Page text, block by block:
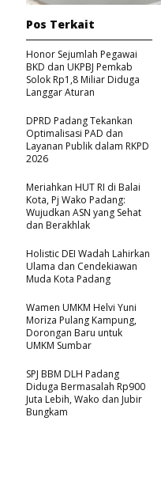
Pos Terkait
Honor Sejumlah Pegawai
BKD dan UKPBJ Pemkab
Solok Rp1,8 Miliar Diduga
Langgar Aturan
DPRD Padang Tekankan
Optimalisasi PAD dan
Layanan Publik dalam RKPD
2026
Meriahkan HUT RI di Balai
Kota, Pj Wako Padang:
Wujudkan ASN yang Sehat
dan Berakhlak
Holistic DEI Wadah Lahirkan
Ulama dan Cendekiawan
Muda Kota Padang
Wamen UMKM Helvi Yuni
Moriza Pulang Kampung,
Dorongan Baru untuk
UMKM Sumbar
SPJ BBM DLH Padang
Diduga Bermasalah Rp900
Juta Lebih, Wako dan Jubir
Bungkam